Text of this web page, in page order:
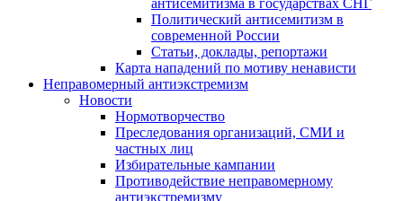
антисемитизма в государствах СНГ
Политический антисемитизм в
современной России
Статьи, доклады, репортажи
Карта нападений по мотиву ненависти
Неправомерный антиэкстремизм
Новости
Нормотворчество
Преследования организаций, СМИ и
частных лиц
Избирательные кампании
Противодействие неправомерному
антиэкстремизму